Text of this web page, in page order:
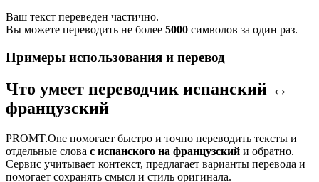
Ваш текст переведен частично.
Вы можете переводить не более 5000 символов за один раз.
Примеры использования и перевод
Что умеет переводчик испанский ↔
французский
PROMT.One помогает быстро и точно переводить тексты и
отдельные слова с испанского на французский и обратно.
Сервис учитывает контекст, предлагает варианты перевода и
помогает сохранять смысл и стиль оригинала.